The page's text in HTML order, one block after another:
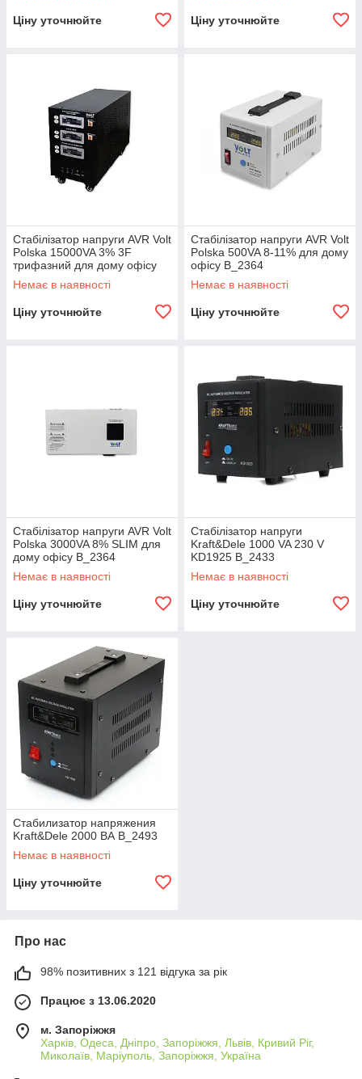
Ціну уточнюйте Ціну уточнюйте
Стабілізатор напруги AVR Volt
Polska 15000VA 3% 3F
трифазний для дому офісу
B_2364
Немає в наявності
Ціну уточнюйте
Стабілізатор напруги AVR Volt
Polska 500VA 8-11% для дому
офісу B_2364
Немає в наявності
Ціну уточнюйте
Стабілізатор напруги AVR Volt
Polska 3000VA 8% SLIM для
дому офісу B_2364
Немає в наявності
Ціну уточнюйте
Стабілізатор напруги
Kraft&Dele 1000 VA 230 V
KD1925 B_2433
Немає в наявності
Ціну уточнюйте
Стабилизатор напряжения
Kraft&Dele 2000 ВА B_2493
Немає в наявності
Ціну уточнюйте
Про нас
98% позитивних з 121 відгука за рік
Працює з 13.06.2020
м. Запоріжжя
Харків, Одеса, Дніпро, Запоріжжя, Львів, Кривий Ріг,
Миколаїв, Маріуполь, Запоріжжя, Україна